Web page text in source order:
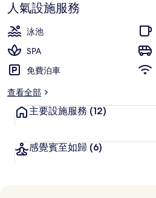
人氣設施服務
泳池
SPA
免費泊車
查看全部
主要設施服務 (12)
感覺賓至如歸 (6)